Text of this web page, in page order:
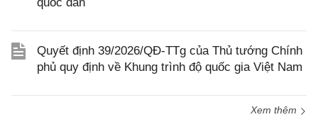
quốc dân
Quyết định 39/2026/QĐ-TTg của Thủ tướng Chính
phủ quy định về Khung trình độ quốc gia Việt Nam
Xem thêm